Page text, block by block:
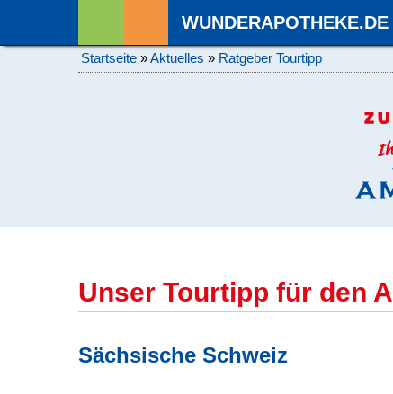
WUNDERAPOTHEKE.DE
Startseite »Aktuelles » Ratgeber Tourtipp
Unser Tourtipp für den
Sächsische Schweiz